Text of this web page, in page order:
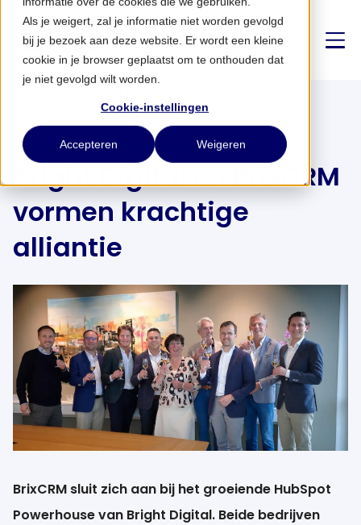
Als je weigert, zal je informatie niet worden gevolgd
bij je bezoek aan deze website. Er wordt een kleine
cookie in je browser geplaatst om te onthouden dat
je niet gevolgd wilt worden.
Cookie-instellingen
Accepteren Weigeren
Over ons
Partnerships
CONTACT
NL
TECHNOLOGIE SIX AND FLOW 21 juni 2024
Bright Digital en BrixCRM
vormen krachtige
alliantie
BrixCRM sluit zich aan bij het groeiende HubSpot
Powerhouse van Bright Digital. Beide bedrijven